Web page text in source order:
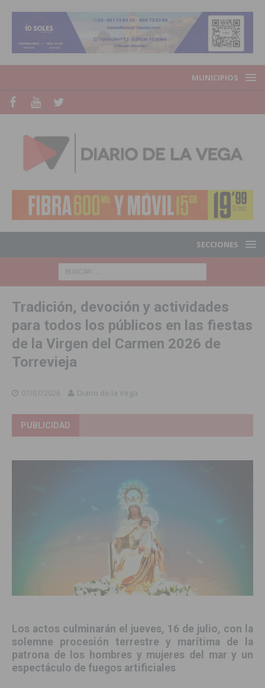
MUNICIPIOS
SECCIONES
Tradición, devoción y actividades
para todos los públicos en las fiestas
de la Virgen del Carmen 2026 de
Torrevieja
07/07/2026 Diario de la Vega
PUBLICIDAD
Los actos culminarán el jueves, 16 de julio, con la
solemne procesión terrestre y marítima de la
patrona de los hombres y mujeres del mar y un
espectáculo de fuegos artificiales